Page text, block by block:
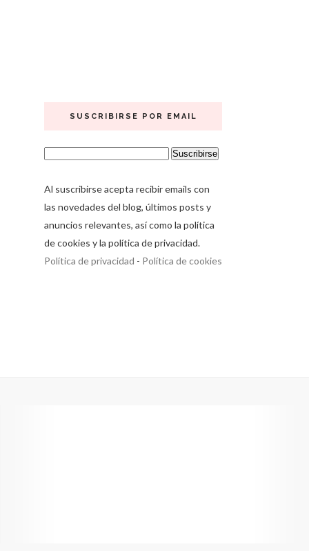
SUSCRIBIRSE POR EMAIL
Al suscribirse acepta recibir emails con
las novedades del blog, últimos posts y
anuncios relevantes, así como la política
de cookies y la política de privacidad.
Política de privacidad - Política de cookies